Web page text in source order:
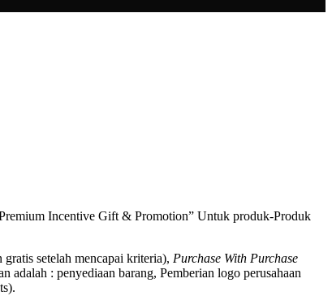
Incentive Gift & Promotion” Untuk produk-Produk
gratis setelah mencapai kriteria), Purchase With Purchase
adalah : penyediaan barang, Pemberian logo perusahaan